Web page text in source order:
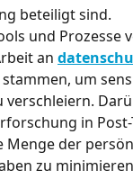
beteiligt sind.
und Prozesse
an
stammen, um
verschleiern.
in
Menge der
zu